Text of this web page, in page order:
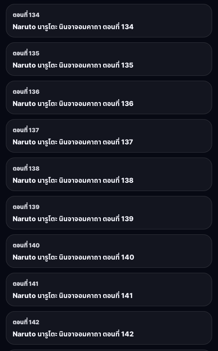
ตอนที่ 134
Naruto นารูโตะ นินจาจอมคาถา ตอนที่ 134
ตอนที่ 135
Naruto นารูโตะ นินจาจอมคาถา ตอนที่ 135
ตอนที่ 136
Naruto นารูโตะ นินจาจอมคาถา ตอนที่ 136
ตอนที่ 137
Naruto นารูโตะ นินจาจอมคาถา ตอนที่ 137
ตอนที่ 138
Naruto นารูโตะ นินจาจอมคาถา ตอนที่ 138
ตอนที่ 139
Naruto นารูโตะ นินจาจอมคาถา ตอนที่ 139
ตอนที่ 140
Naruto นารูโตะ นินจาจอมคาถา ตอนที่ 140
ตอนที่ 141
Naruto นารูโตะ นินจาจอมคาถา ตอนที่ 141
ตอนที่ 142
Naruto นารูโตะ นินจาจอมคาถา ตอนที่ 142